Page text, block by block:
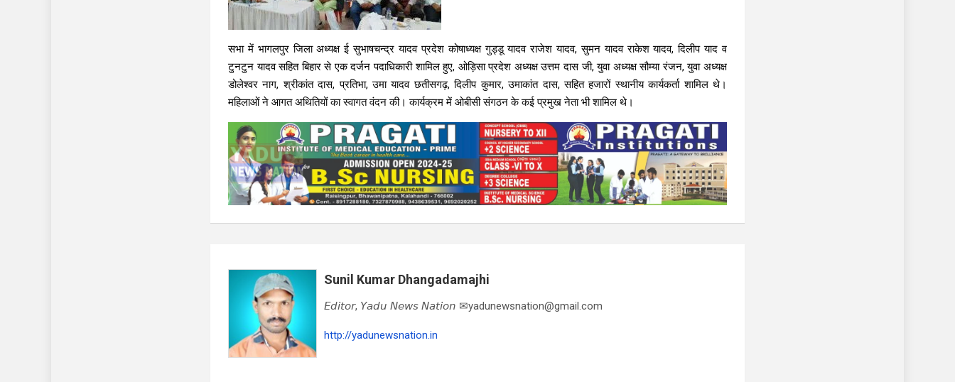
सभा में भागलपुर जिला अध्यक्ष ई सुभाषचन्द्र यादव प्रदेश कोषाध्यक्ष गुड्डू यादव राजेश यादव, सुमन यादव राकेश यादव, दिलीप याद व
टुनटुन यादव सहित बिहार से एक दर्जन पदाधिकारी शामिल हुए, ओड़िसा प्रदेश अध्यक्ष उत्तम दास जी, युवा अध्यक्ष सौम्या रंजन, युवा अध्यक्ष
डोलेश्वर नाग, श्रीकांत दास, प्रतिभा, उमा यादव छतीसगढ़, दिलीप कुमार, उमाकांत दास, सहित हजारों स्थानीय कार्यकर्ता शामिल थे।
महिलाओं ने आगत अथितियों का स्वागत वंदन की। कार्यक्रम में ओबीसी संगठन के कई प्रमुख नेता भी शामिल थे।
Sunil Kumar Dhangadamajhi
𝘌𝘥𝘪𝘵𝘰𝘳, 𝘠𝘢𝘥𝘶 𝘕𝘦𝘸𝘴 𝘕𝘢𝘵𝘪𝘰𝘯 ✉yadunewsnation@gmail.com
http://yadunewsnation.in